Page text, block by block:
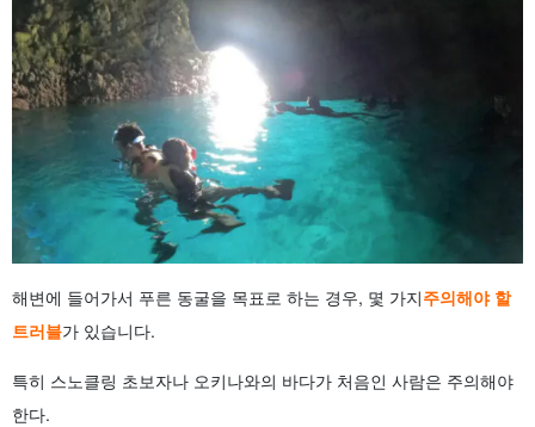
해변에 들어가서 푸른 동굴을 목표로 하는 경우, 몇 가지주의해야 할
트러블가 있습니다.
특히 스노클링 초보자나 오키나와의 바다가 처음인 사람은 주의해야
한다.